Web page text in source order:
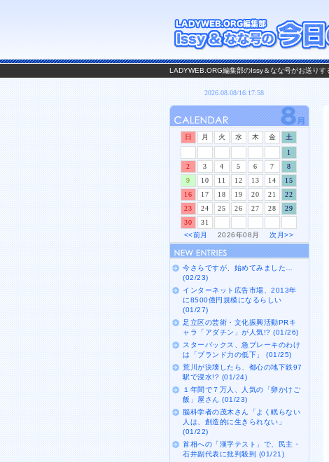
LADYWEB.ORG編集部のIssy＆なな号がお送りす
日 月 火 水 木 金
土
1
2
3 4 5 6 7
8
9
10 11 12 13 14
15
16
17 18 19 20 21
22
23
24 25 26 27 28
29
30
31
<<前月
2026年08月次月>>
今さらですが、始めてみました…
(02/23)
インターネット広告市場、2013年
に8500億円規模になるらしい
(01/27)
足立区の芸術・文化振興活動PRキ
ャラ「アダチン」が人気!? (01/26)
スターバックス、急ブレーキのわけ
は「ブランド力の低下」 (01/25)
荒川が決壊したら、都心の地下鉄97
駅で浸水!? (01/24)
１年間で７万人、人気の「卵かけご
飯」屋さん (01/23)
脳科学者の茂木さん「よく眠らない
人は、創造的に生きられない」
(01/22)
首相への「漢字テスト」で、民主・
石井副代表に批判殺到 (01/21)